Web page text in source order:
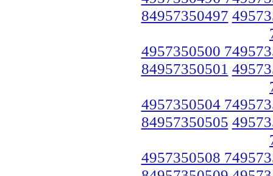
84957350497
4957350500
84957350501
4957350504
84957350505
4957350508